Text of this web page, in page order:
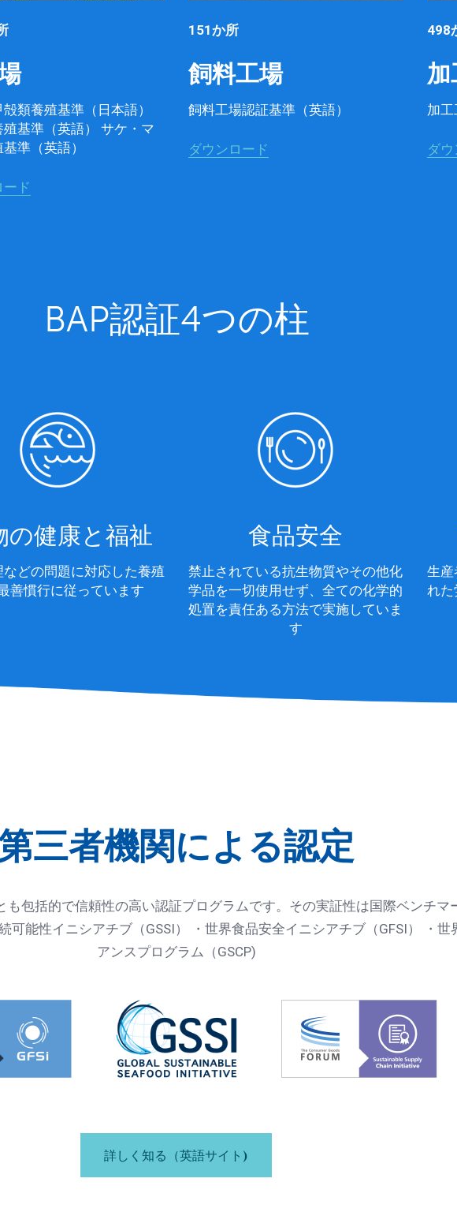
類養殖基準（日本語）
基準（英語） サケ・マ
準（英語）
ド
151か所
飼料工場
飼料工場認証基準（英語）
ダウンロード
498
加
加工
ダ
BAP認証4つの柱
の健康と福祉
どの問題に対応した養殖
善慣行に従っています
食品安全
禁止されている抗生物質やその他化
学品を一切使用せず、全ての化学的
処置を責任ある方法で実施していま
す
生産
れた
三者機関による認定
も包括的で信頼性の高い認証プログラムです。その実証性は国際ベンチマ
可能性イニシアチブ（GSSI） ・世界食品安全イニシアチブ（GFSI） ・世
アンスプログラム（GSCP)
詳しく知る（英語サイト)